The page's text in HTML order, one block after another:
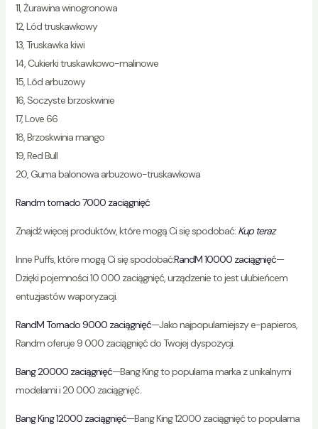
11, Żurawina winogronowa
12, Lód truskawkowy
13, Truskawka kiwi
14, Cukierki truskawkowo-malinowe
15, Lód arbuzowy
16, Soczyste brzoskwinie
17, Love 66
18, Brzoskwinia mango
19, Red Bull
20, Guma balonowa arbuzowo-truskawkowa
Randm tornado 7000 zaciągnięć
Znajdź więcej produktów, które mogą Ci się spodobać:Kup teraz
Inne Puffs, które mogą Ci się spodobać:RandM 10000 zaciągnięć—
Dzięki pojemności 10 000 zaciągnięć, urządzenie to jest ulubieńcem
entuzjastów waporyzacji.
RandM Tornado 9000 zaciągnięć—Jako najpopularniejszy e-papieros,
Randm oferuje 9 000 zaciągnięć do Twojej dyspozycji.
Bang 20000 zaciągnięć—Bang King to popularna marka z unikalnymi
modelami i 20 000 zaciągnięć.
Bang King 12000 zaciągnięć—Bang King 12000 zaciągnięć to popularna